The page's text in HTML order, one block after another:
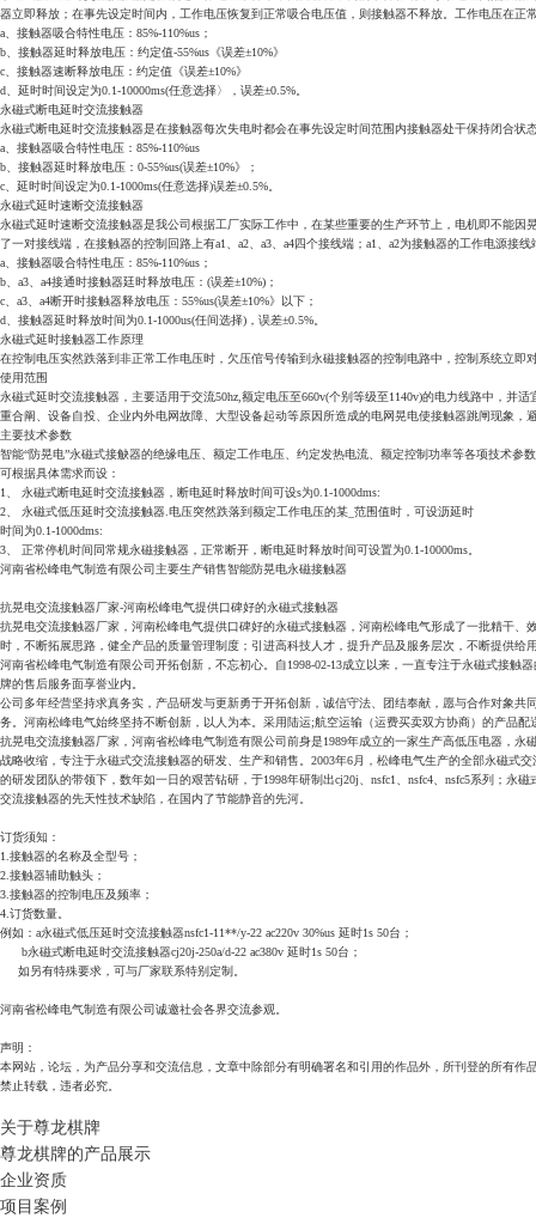
器立即释放；在事先设定时间内，工作电压恢复到正常吸合电压值，则接触器不释放。工作电压在
a、接触器吸合特性电压：85%-110%us；
b、接触器延时释放电压：约定值-55%us《误差±10%》
c、接触器速断释放电压：约定值《误差±10%》
d、延时时间设定为0.1-10000ms(任意选择〉，误差±0.5%。
永磁式断电延时交流接触器
永磁式断电延时交流接触器是在接触器每次失电时都会在事先设定时间范围内接触器处干保持闭合
a、接触器吸合特性电压：85%-110%us
b、接触器延时释放电压：0-55%us(误差±10%》；
c、延时时间设定为0.1-1000ms(任意选择)误差±0.5%。
永磁式延时速断交流接触器
永磁式延时速断交流接触器是我公司根据工厂实际工作中，在某些重要的生产环节上，电机即不能
了一对接线端，在接触器的控制回路上有a1、a2、a3、a4四个接线端；a1、a2为接触器的工作电源接
a、接触器吸合特性电压：85%-110%us；
b、a3、a4接通时接触器廷时释放电压：(误差±10%)；
c、a3、a4断开时接触器释放电压：55%us(误差±10%》以下；
d、接触器延时释放时间为0.1-1000us(任间选择)，误差±0.5%。
永磁式延时接触器工作原理
在控制电压实然跌落到非正常工作电压时，欠压倌号传输到永磁接触器的控制电路中，控制系统立
使用范围
永磁式延时交流接触器，主要适用于交流50hz,额定电压至660v(个别等级至1140v)的电力线路中，
重合阐、设备自投、企业内外电网故障、大型设备起动等原因所造成的电网晃电使接触器跳闸现象
主要技术参数
智能“防晃电”永磁式接觖器的绝缘电压、额定工作电压、约定发热电流、额定控制功率等各项技术
可根据具体需求而设：
1、 永磁式断电延时交流接触器，断电延时释放时间可设s为0.1-1000dms:
2、 永磁式低压延时交流接触器.电压突然跌落到额定工作电压的某_范围值时，可设沥延时
时间为0.1-1000dms:
3、 正常停机时间同常规永磁接触器，正常断开，断电延时释放时间可设置为0.1-10000ms。
河南省松峰电气制造有限公司主要生产销售智能防晃电永磁接触器
抗晃电交流接触器厂家-河南松峰电气提供口碑好的永磁式接触器
抗晃电交流接触器厂家，河南松峰电气提供口碑好的永磁式接触器，河南松峰电气形成了一批精干
时，不断拓展思路，健全产品的质量管理制度；引进高科技人才，提升产品及服务层次，不断提供给
河南省松峰电气制造有限公司开拓创新，不忘初心。自1998-02-13成立以来，一直专注于永磁式接
牌的售后服务面享誉业内。
公司多年经营坚持求真务实，产品研发与更新勇于开拓创新，诚信守法、团结奉献，愿与合作对象
务。河南松峰电气始终坚持不断创新，以人为本。采用陆运;航空运输（运费买卖双方协商）的产品
抗晃电交流接触器厂家，河南省松峰电气制造有限公司前身是1989年成立的一家生产高低压电器，
战略收缩，专注于永磁式交流接触器的研发、生产和销售。2003年6月，松峰电气生产的全部永磁式
的研发团队的带领下，数年如一日的艰苦钻研，于1998年研制出cj20j、nsfc1、nsfc4、nsfc5系列；
交流接触器的先天性技术缺陷，在国内了节能静音的先河。
订货须知：
1.接触器的名称及全型号；
2.接触器辅助触头；
3.接触器的控制电压及频率；
4.订货数量。
例如：a永磁式低压延时交流接触器nsfc1-11**/y-22 ac220v 30%us 延时1s 50台；
b永磁式断电延时交流接触器cj20j-250a/d-22 ac380v 延时1s 50台；
如另有特殊要求，可与厂家联系特别定制。
河南省松峰电气制造有限公司诚邀社会各界交流参观。
声明：
本网站，论坛，为产品分享和交流信息，文章中除部分有明确署名和引用的作品外，所刊登的所有
禁止转载，违者必究。
关于尊龙棋牌
尊龙棋牌的产品展示
企业资质
项目案例